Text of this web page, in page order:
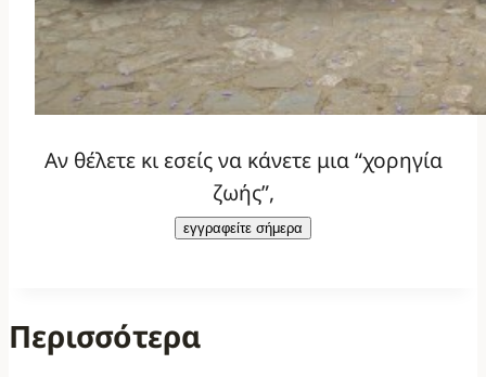
Αν θέλετε κι εσείς να κάνετε μια “χορηγία
ζωής”,
εγγραφείτε σήμερα
Περισσότερα